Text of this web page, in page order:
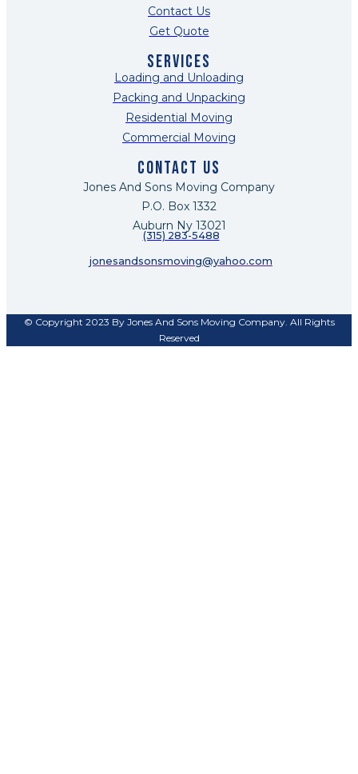
Contact Us
Get Quote
Services
Loading and Unloading
Packing and Unpacking
Residential Moving
Commercial Moving
Contact US
Jones And Sons Moving Company
P.O. Box 1332
Auburn Ny 13021
(315) 283-5488
jonesandsonsmoving@yahoo.com
© Copyright 2023 By Jones And Sons Moving Company. All Rights
Reserved